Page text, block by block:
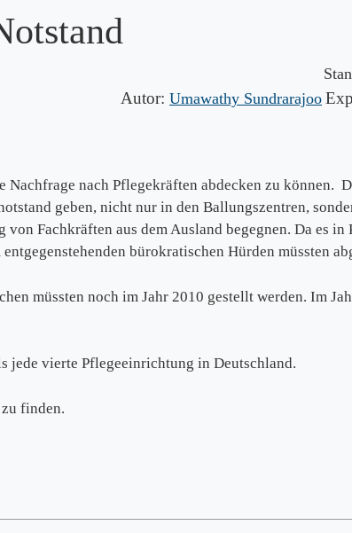
Autor: Umawathy Sundrarajoo
nach Pflegekräften abdecken zu können.
geben, nicht nur in den Ballungszentren,
Fachkräften aus dem Ausland begegnen. Da es in
bürokratischen Hürden müssten
müssten noch im Jahr 2010 gestellt werden. Im
jede vierte Pflegeeinrichtung in Deutschland.
finden.